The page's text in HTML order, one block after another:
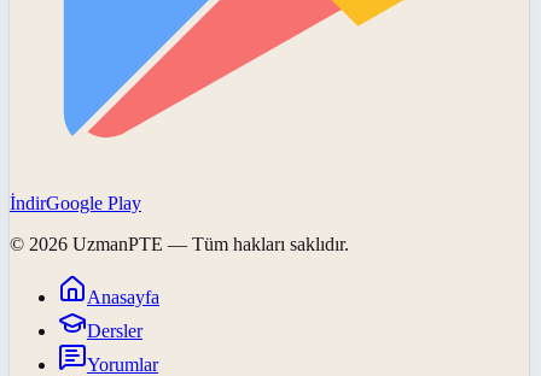
İndirGoogle Play
© 2026 UzmanPTE — Tüm hakları saklıdır.
Anasayfa
Dersler
Yorumlar